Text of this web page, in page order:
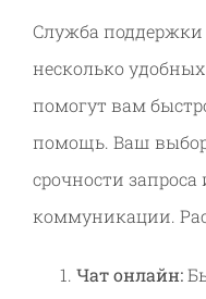
Служба
несколько
помогут вам
помощь. Ваш
срочности
коммуникации.
Чат онлайн: